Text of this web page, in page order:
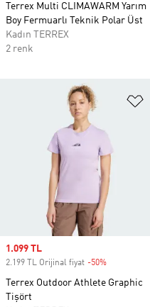
Terrex Multi CLIMAWARM Yarım
Boy Fermuarlı Teknik Polar Üst
Kadın TERREX
2 renk
Sale price
1.099 TL
2.199 TL Orijinal fiyat -50%
Terrex Outdoor Athlete Graphic
Tişört